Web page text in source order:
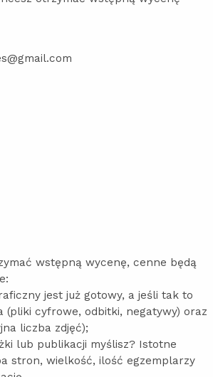
wstępną wycenę, cenne będą
jest już gotowy, a jeśli tak to
(pliki cyfrowe, odbitki, negatywy) oraz
liczba zdjęć);
lub publikacji myślisz? Istotne
stron, wielkość, ilość egzemplarzy